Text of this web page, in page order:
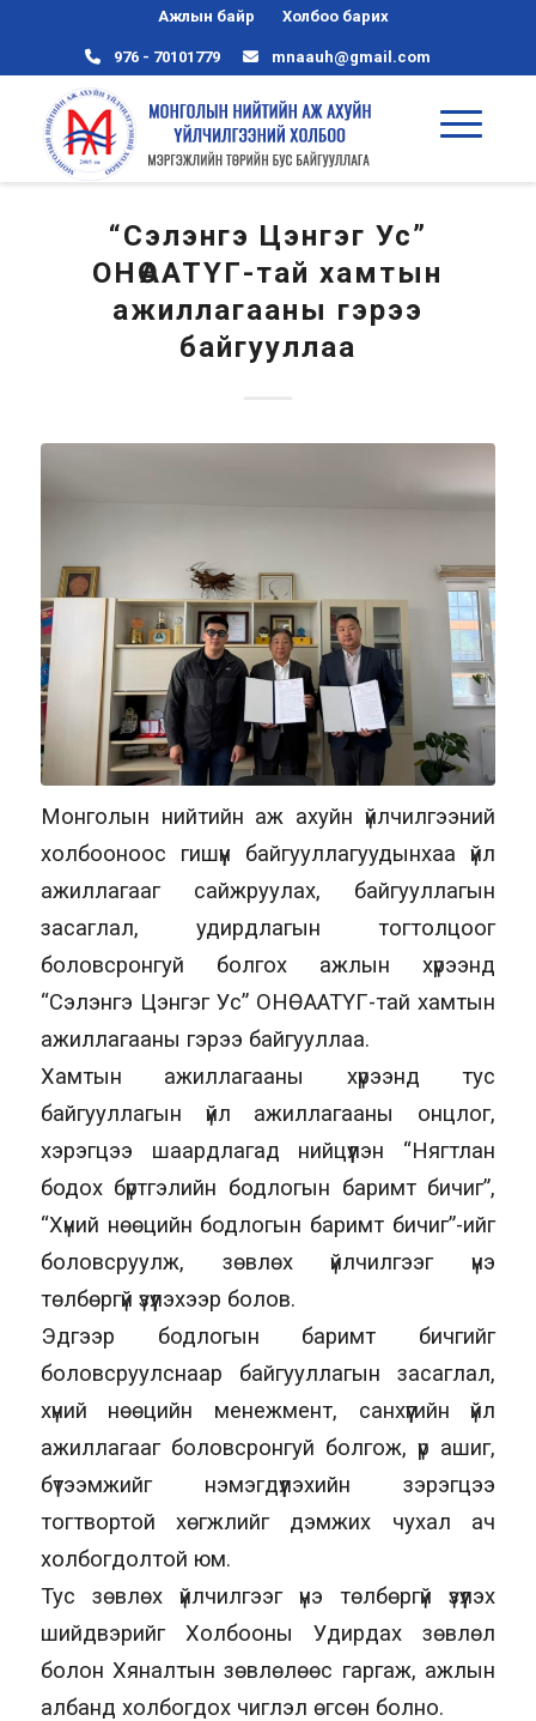
Ажлын байр Холбоо барих
976 - 70101779 mnaauh@gmail.com
“Сэлэнгэ Цэнгэг Ус”
ОНӨААТҮГ-тай хамтын
ажиллагааны гэрээ
байгууллаа
Монголын нийтийн аж ахуйн үйлчилгээний
холбооноос гишүүн байгууллагуудынхаа үйл
ажиллагааг сайжруулах, байгууллагын
засаглал, удирдлагын тогтолцоог
боловсронгуй болгох ажлын хүрээнд
“Сэлэнгэ Цэнгэг Ус” ОНӨААТҮГ-тай хамтын
ажиллагааны гэрээ байгууллаа.
Хамтын ажиллагааны хүрээнд тус
байгууллагын үйл ажиллагааны онцлог,
хэрэгцээ шаардлагад нийцүүлэн “Нягтлан
бодох бүртгэлийн бодлогын баримт бичиг”,
“Хүний нөөцийн бодлогын баримт бичиг”-ийг
боловсруулж, зөвлөх үйлчилгээг үнэ
төлбөргүй үзүүлэхээр болов.
Эдгээр бодлогын баримт бичгийг
боловсруулснаар байгууллагын засаглал,
хүний нөөцийн менежмент, санхүүгийн үйл
ажиллагааг боловсронгуй болгож, үр ашиг,
бүтээмжийг нэмэгдүүлэхийн зэрэгцээ
тогтвортой хөгжлийг дэмжих чухал ач
холбогдолтой юм.
Тус зөвлөх үйлчилгээг үнэ төлбөргүй үзүүлэх
шийдвэрийг Холбооны Удирдах зөвлөл
болон Хяналтын зөвлөлөөс гаргаж, ажлын
албанд холбогдох чиглэл өгсөн болно.